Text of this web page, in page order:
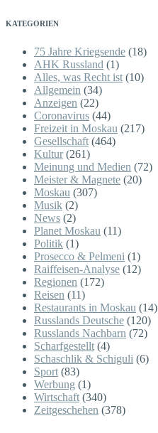
KATEGORIEN
75 Jahre Kriegsende (18)
AHK Russland (1)
Alles, was Recht ist (10)
Allgemein (34)
Anzeigen (22)
Coronavirus (44)
Freizeit in Moskau (217)
Gesellschaft (464)
Kultur(261)
Meinung und Medien (72)
Meister & Magnete (20)
Moskau (307)
Musik (2)
News (2)
Planet Moskau (11)
Politik (1)
Prosecco & Pelmeni (1)
Raiffeisen-Analyse (12)
Regionen (172)
Reisen (11)
Restaurants in Moskau (14)
Russlands Deutsche (120)
Russlands Nachbarn (72)
Scharfgestellt (4)
Schaschlik & Schiguli (6)
Sport (83)
Werbung (1)
Wirtschaft (340)
Zeitgeschehen (378)